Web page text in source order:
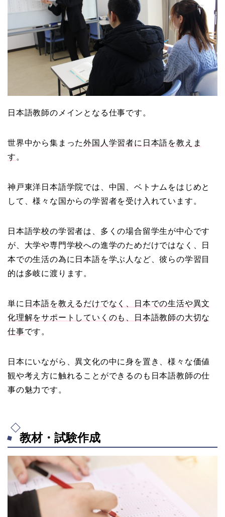
日本語教師のメインとなる仕事です。
世界中から集まった外国人学習者に日本語を教えま
す 。
神戸東洋日本語学院では、中国、ベトナムをはじめと
して、様々な国からの学習者を受け入れています。
日本語学校の学習者は、多くの場合留学生が中心です
が、大学や専門学校への進学のためだけではなく、日
本での生活の為に日本語を学ぶ人など、彼らの学習目
的は多岐に渡ります。
単に 日本語を教えるだけでなく、日本での生活や異文
化理解をサポートしていくのも、日本語教師の大切な
仕事です。
日本にいながら、異文化の中に身を置き、様々な価値
観や考え方に触れることができるのも日本語教師の仕
事の魅力です。
教材・試験作成